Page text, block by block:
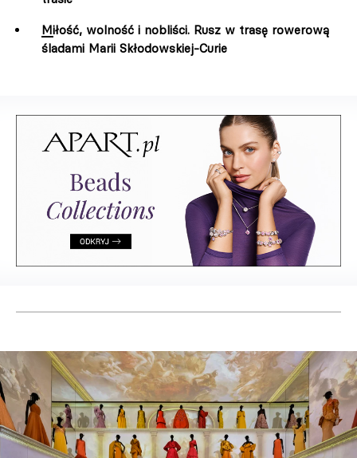
Miłość, wolność i nobliści. Rusz w trasę rowerową
śladami Marii Skłodowskiej-Curie